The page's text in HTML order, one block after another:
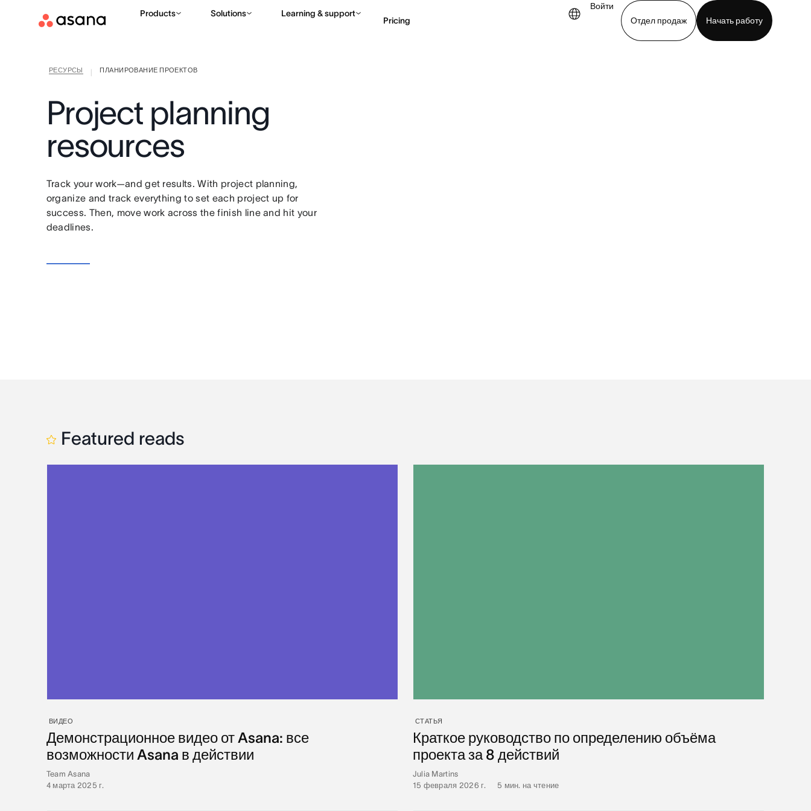
Products Solutions Learning & support
Pricing
Войти
Отдел продаж
Начать работу
РЕСУРСЫ ПЛАНИРОВАНИЕ ПРОЕКТОВ
Project planning
resources
Track your work—and get results. With project planning,
organize and track everything to set each project up for
success. Then, move work across the finish line and hit your
deadlines.
Featured reads
ВИДЕО
Демонстрационное видео от Asana: все
возможности Asana в действии
Team Asana
4 марта 2025 г.
СТАТЬЯ
Краткое руководство по определению объёма
проекта за 8 действий
Julia Martins
15 февраля 2026 г.
5 мин. на чтение